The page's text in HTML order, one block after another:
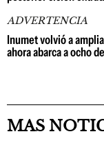
ADVERTENCIA
Inumet volvió a
ahora abarca a ocho
MAS